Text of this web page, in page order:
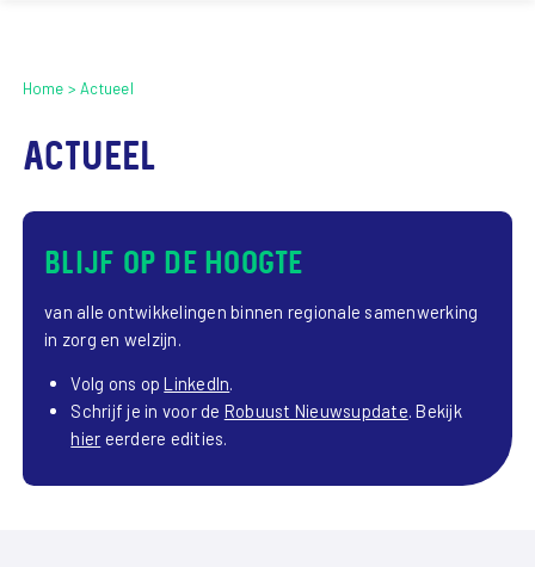
Home Actueel
Actueel
Blijf op de hoogte
van alle ontwikkelingen binnen regionale samenwerking
in zorg en welzijn.
Volg ons opLinkedIn.
Schrijf je in voor de Robuust Nieuwsupdate. Bekijk
hier eerdere edities.